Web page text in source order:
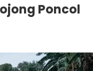
Poncol